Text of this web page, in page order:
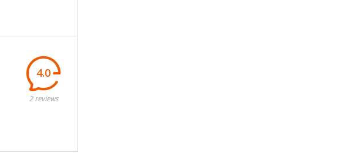
4.0
2 reviews